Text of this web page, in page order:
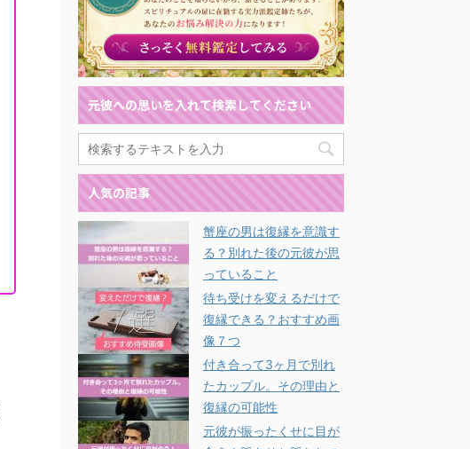
元彼への思いを入れて検索してください
人気の記事
蟹座の男は復縁を意識す
る？別れた後の元彼が思
っていること
待ち受けを変えるだけで
復縁できる？おすすめ画
像７つ
付き合って3ヶ月で別れ
たカップル。その理由と
復縁の可能性
元彼が振ったくせに目が